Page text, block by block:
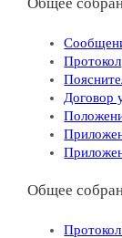
Протокол
Договор
Общее